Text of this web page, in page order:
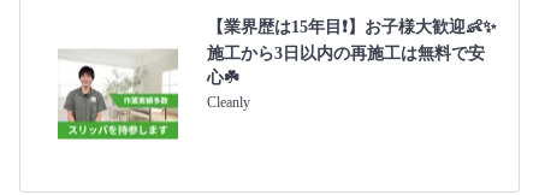
【業界歴は15年目❗️】お子様大歓迎👶✨
施工から3日以内の再施工は無料で安
心☘️
Cleanly